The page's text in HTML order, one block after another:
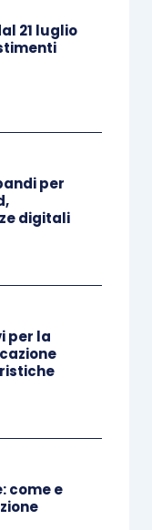
nello scorso
distanza dalla
il testo del
che sta
e inesorabile
2021
di anticipo
21 luglio
per
digitali
per la
come e